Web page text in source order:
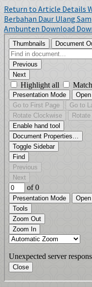
Return to Article Details
Berbahan Daur Ulang
Ambunten Download